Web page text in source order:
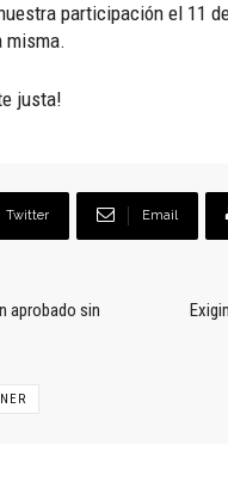
participación el 11
misma.
justa!
Twitter Email
aprobado sin